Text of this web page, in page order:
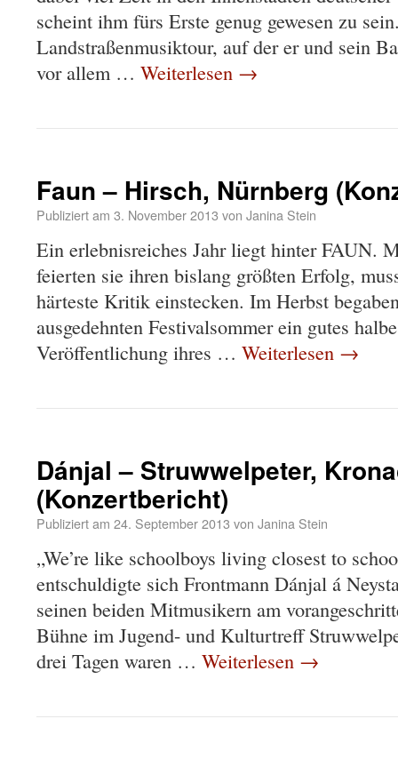
scheint ihm fürs Erste genug gewesen zu
Landstraßenmusiktour, auf der er und sein
vor allem … Weiterlesen →
Faun – Hirsch, Nürnberg
Publiziert am 3. November 2013 von Janina Stein
Ein erlebnisreiches Jahr liegt hinter FAUN.
feierten sie ihren bislang größten Erfolg,
härteste Kritik einstecken. Im Herbst
ausgedehnten Festivalsommer ein gutes
Veröffentlichung ihres … Weiterlesen →
Dánjal – Struwwelpeter,
(Konzertbericht)
Publiziert am 24. September 2013 von Janina Stein
„We’re like schoolboys living closest to
entschuldigte sich Frontmann Dánjal á
seinen beiden Mitmusikern am
Bühne im Jugend- und Kulturtreff
drei Tagen waren … Weiterlesen →